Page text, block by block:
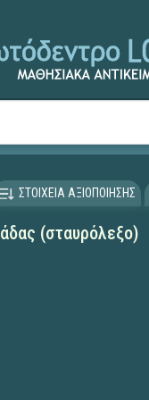
ΣΤΟΙΧΕΙΑ ΑΞΙΟΠΟΙΗΣΗΣ
(σταυρόλεξο)